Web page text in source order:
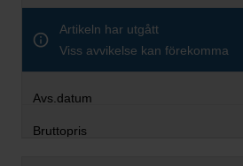
Artikeln har utgått
Viss avvikelse kan förekomma